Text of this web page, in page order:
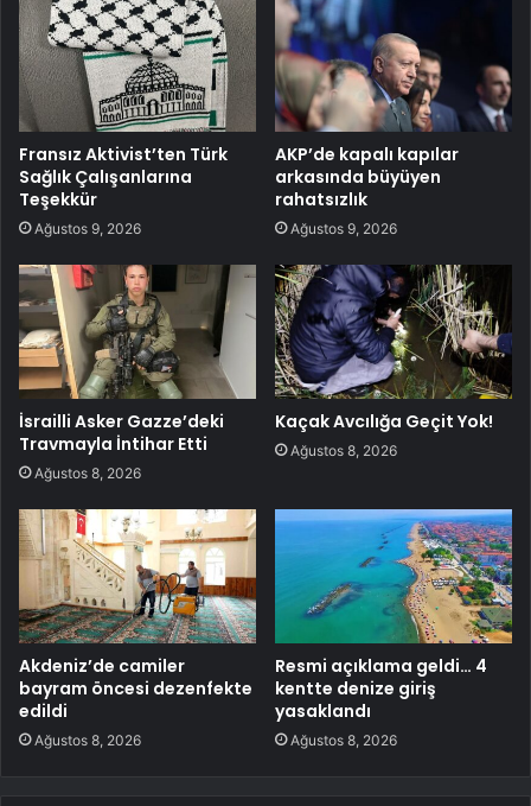
Fransız Aktivist’ten Türk
Sağlık Çalışanlarına
Teşekkür
Ağustos 9, 2026
AKP’de kapalı kapılar
arkasında büyüyen
rahatsızlık
Ağustos 9, 2026
İsrailli Asker Gazze’deki
Travmayla İntihar Etti
Ağustos 8, 2026
Kaçak Avcılığa Geçit Yok!
Ağustos 8, 2026
Akdeniz’de camiler
bayram öncesi dezenfekte
edildi
Ağustos 8, 2026
Resmi açıklama geldi… 4
kentte denize giriş
yasaklandı
Ağustos 8, 2026